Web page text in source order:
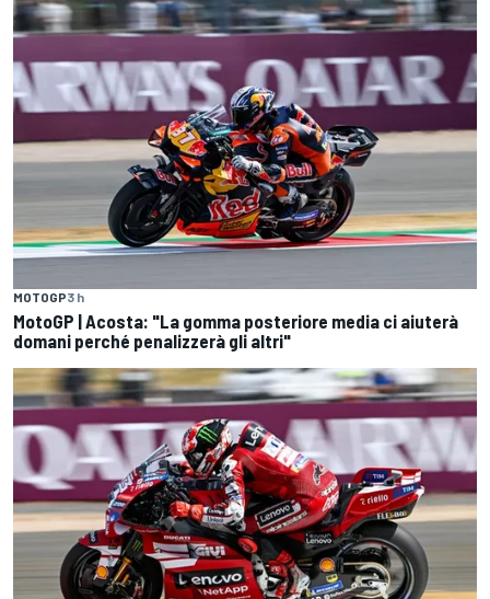
MOTOGP3 h
MotoGP | Acosta: "La gomma posteriore media ci aiuterà
domani perché penalizzerà gli altri"